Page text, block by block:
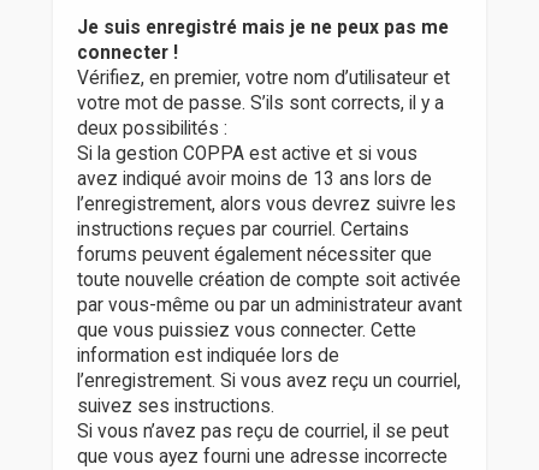
Je suis enregistré mais je ne peux pas me
connecter !
Vérifiez, en premier, votre nom d’utilisateur et
votre mot de passe. S’ils sont corrects, il y a
deux possibilités :
Si la gestion COPPA est active et si vous
avez indiqué avoir moins de 13 ans lors de
l’enregistrement, alors vous devrez suivre les
instructions reçues par courriel. Certains
forums peuvent également nécessiter que
toute nouvelle création de compte soit activée
par vous-même ou par un administrateur avant
que vous puissiez vous connecter. Cette
information est indiquée lors de
l’enregistrement. Si vous avez reçu un courriel,
suivez ses instructions.
Si vous n’avez pas reçu de courriel, il se peut
que vous ayez fourni une adresse incorrecte